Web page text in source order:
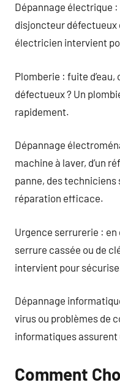
Dépannage électrique
disjoncteur
électricien intervient
Plomberie : fuite
défectueux ? Un
rapidement.
Dépannage
machine à laver, d’un
panne, des
réparation efficace.
Urgence serrurerie : en
serrure cassée ou de
intervient pour
Dépannage
virus ou problèmes de
informatiques
Comment